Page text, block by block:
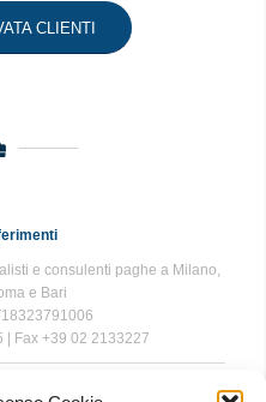
CLIENTI
e consulenti paghe a Milano,
e Bari
| Fax +39 02 2133227